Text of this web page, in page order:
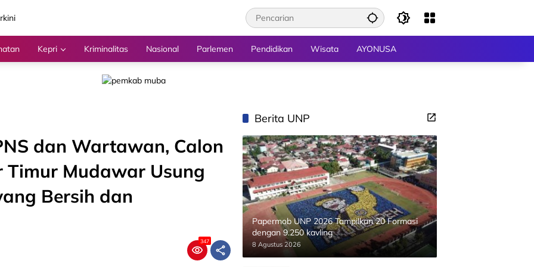
Kepri Kriminalitas Nasional Parlemen Pendidikan Wisata AYONUSA
dan Wartawan, Calon
Mudawar Usung
Bersih dan
347
Berita UNP
Papermob UNP 2026 Tampilkan 20 Formasi
dengan 9.250 kavling
8 Agustus 2026